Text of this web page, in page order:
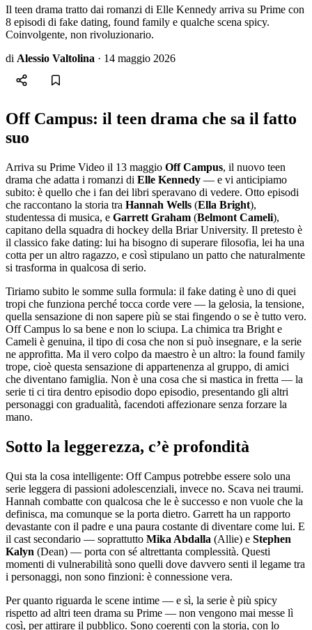
Il teen drama tratto dai romanzi di Elle Kennedy arriva su Prime con
8 episodi di fake dating, found family e qualche scena spicy.
Coinvolgente, non rivoluzionario.
di Alessio Valtolina · 14 maggio 2026
Off Campus: il teen drama che sa il fatto
suo
Arriva su Prime Video il 13 maggio Off Campus, il nuovo teen
drama che adatta i romanzi di Elle Kennedy — e vi anticipiamo
subito: è quello che i fan dei libri speravano di vedere. Otto episodi
che raccontano la storia tra Hannah Wells (Ella Bright),
studentessa di musica, e Garrett Graham (Belmont Cameli),
capitano della squadra di hockey della Briar University. Il pretesto è
il classico fake dating: lui ha bisogno di superare filosofia, lei ha una
cotta per un altro ragazzo, e così stipulano un patto che naturalmente
si trasforma in qualcosa di serio.
Tiriamo subito le somme sulla formula: il fake dating è uno di quei
tropi che funziona perché tocca corde vere — la gelosia, la tensione,
quella sensazione di non sapere più se stai fingendo o se è tutto vero.
Off Campus lo sa bene e non lo sciupa. La chimica tra Bright e
Cameli è genuina, il tipo di cosa che non si può insegnare, e la serie
ne approfitta. Ma il vero colpo da maestro è un altro: la found family
trope, cioè questa sensazione di appartenenza al gruppo, di amici
che diventano famiglia. Non è una cosa che si mastica in fretta — la
serie ti ci tira dentro episodio dopo episodio, presentando gli altri
personaggi con gradualità, facendoti affezionare senza forzare la
mano.
Sotto la leggerezza, c’è profondità
Qui sta la cosa intelligente: Off Campus potrebbe essere solo una
serie leggera di passioni adolescenziali, invece no. Scava nei traumi.
Hannah combatte con qualcosa che le è successo e non vuole che la
definisca, ma comunque se la porta dietro. Garrett ha un rapporto
devastante con il padre e una paura costante di diventare come lui. E
il cast secondario — soprattutto Mika Abdalla (Allie) e Stephen
Kalyn (Dean) — porta con sé altrettanta complessità. Questi
momenti di vulnerabilità sono quelli dove davvero senti il legame tra
i personaggi, non sono finzioni: è connessione vera.
Per quanto riguarda le scene intime — e sì, la serie è più spicy
rispetto ad altri teen drama su Prime — non vengono mai messe lì
così, per attirare il pubblico. Sono coerenti con la storia, con lo